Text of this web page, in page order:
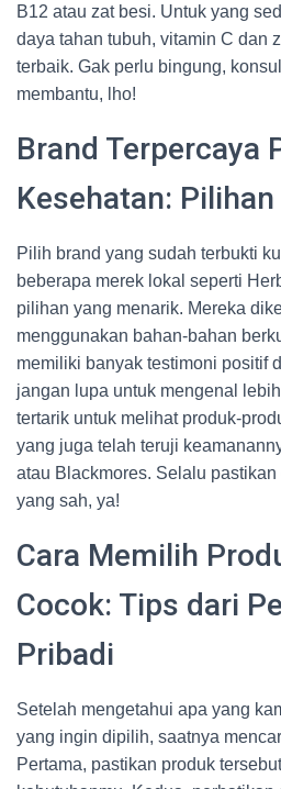
B12 atau zat besi. Untuk yang
daya tahan tubuh, vitamin C dan
terbaik. Gak perlu bingung,
membantu, lho!
Brand Terpercaya
Kesehatan:
Pilih brand yang sudah terbukti
beberapa merek lokal seperti
pilihan yang menarik. Mereka
menggunakan bahan-bahan
memiliki banyak testimoni positif
jangan lupa untuk mengenal
tertarik untuk melihat produk-
yang juga telah teruji
atau Blackmores. Selalu
yang sah, ya!
Cara Memilih
Cocok: Tips dari
Pribadi
Setelah mengetahui apa yang
yang ingin dipilih, saatnya
Pertama, pastikan produk